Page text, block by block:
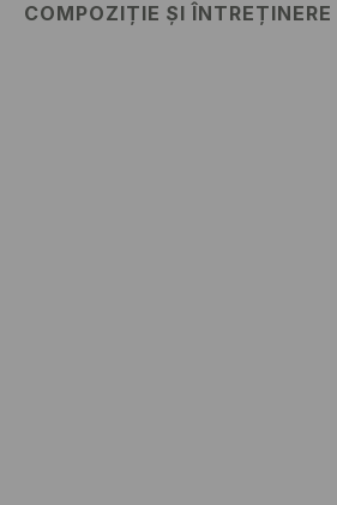
COMPOZIȚIE ȘI ÎNTREȚINERE